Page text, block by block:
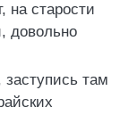
на старости
довольно
там